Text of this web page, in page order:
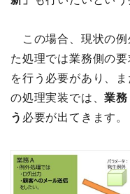
この場合、現状の例
た処理では業務側の要
を行う必要があり、
の処理実装では、業
う 必要が出てきます。